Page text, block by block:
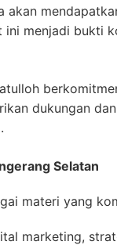
akan
menjadi bukti
dukungan
Selatan
materi yang
marketing,